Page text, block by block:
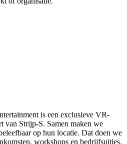
is een exclusieve VR-
van Strijp-S. Samen maken we
op hun locatie. Dat doen we
workshops en bedrijfsuitjes.